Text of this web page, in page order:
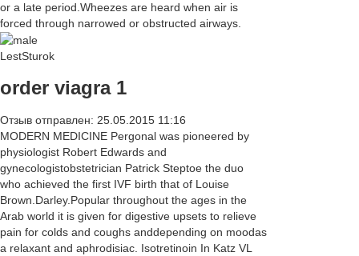
or a late period.Wheezes are heard when air is
forced through narrowed or obstructed airways.
LestSturok
order viagra 1
Отзыв отправлен: 25.05.2015 11:16
MODERN MEDICINE Pergonal was pioneered by
physiologist Robert Edwards and
gynecologistobstetrician Patrick Steptoe the duo
who achieved the first IVF birth that of Louise
Brown.Darley.Popular throughout the ages in the
Arab world it is given for digestive upsets to relieve
pain for colds and coughs anddepending on moodas
a relaxant and aphrodisiac. Isotretinoin In Katz VL